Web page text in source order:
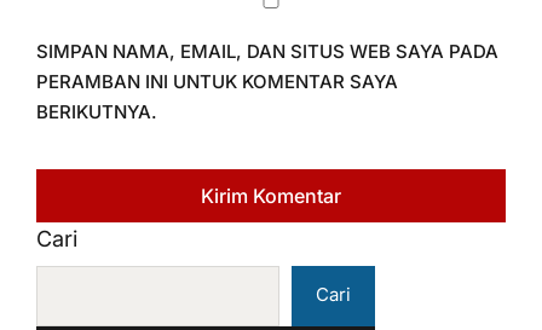
SIMPAN NAMA, EMAIL, DAN SITUS WEB SAYA PADA
PERAMBAN INI UNTUK KOMENTAR SAYA
BERIKUTNYA.
Cari
Cari